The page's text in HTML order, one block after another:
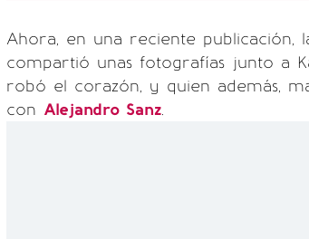
Ahora, en una reciente publicación,
compartió unas fotografías junto a
robó el corazón, y quien además,
con Alejandro Sanz.